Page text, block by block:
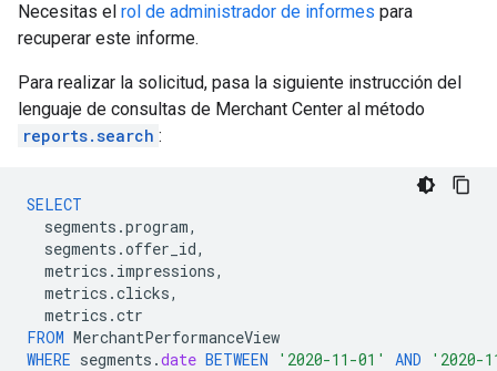
Necesitas el rol de administrador de informes para
recuperar este informe.
Para realizar la solicitud, pasa la siguiente instrucción del
lenguaje de consultas de Merchant Center al método
reports.search :
SELECT
segments .program,
segments .offer_id,
metrics . impressions,
metrics .clicks,
metrics .ctr
FROM MerchantPerformanceView
WHERE segments .date BETWEEN '2020-11-01' AND '2020-